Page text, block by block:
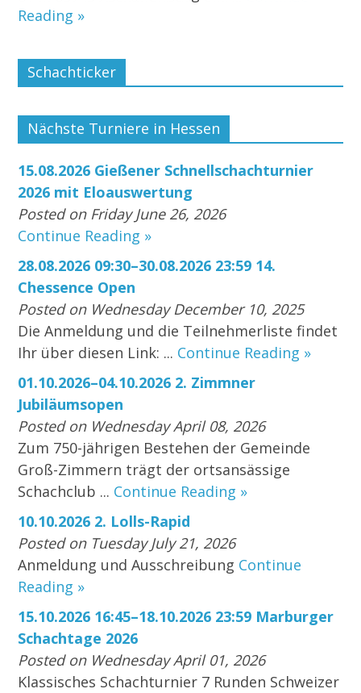
Reading »
Schachticker
Nächste Turniere in Hessen
15.08.2026 Gießener Schnellschachturnier
2026 mit Eloauswertung
Posted on Friday June 26, 2026
Continue Reading »
28.08.2026 09:30–30.08.2026 23:59 14.
Chessence Open
Posted on Wednesday December 10, 2025
Die Anmeldung und die Teilnehmerliste findet
Ihr über diesen Link: ... Continue Reading »
01.10.2026–04.10.2026 2. Zimmner
Jubiläumsopen
Posted on Wednesday April 08, 2026
Zum 750-jährigen Bestehen der Gemeinde
Groß-Zimmern trägt der ortsansässige
Schachclub ... Continue Reading »
10.10.2026 2. Lolls-Rapid
Posted on Tuesday July 21, 2026
Anmeldung und Ausschreibung Continue
Reading »
15.10.2026 16:45–18.10.2026 23:59 Marburger
Schachtage 2026
Posted on Wednesday April 01, 2026
Klassisches Schachturnier 7 Runden Schweizer